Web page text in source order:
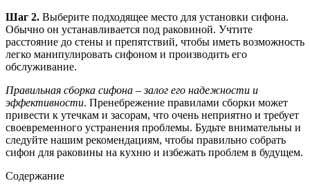
Шаг 2. Выберите подходящее место для установки сифона.
Обычно он устанавливается под раковиной. Учтите
расстояние до стены и препятствий, чтобы иметь возможность
легко манипулировать сифоном и производить его
обслуживание.
Правильная сборка сифона – залог его надежности и
эффективности. Пренебрежение правилами сборки может
привести к утечкам и засорам, что очень неприятно и требует
своевременного устранения проблемы. Будьте внимательны и
следуйте нашим рекомендациям, чтобы правильно собрать
сифон для раковины на кухню и избежать проблем в будущем.
Содержание